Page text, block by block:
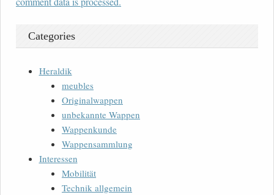
Categories
Heraldik
meubles
Originalwappen
unbekannte Wappen
Wappenkunde
Wappensammlung
Interessen
Mobilität
Technik allgemein